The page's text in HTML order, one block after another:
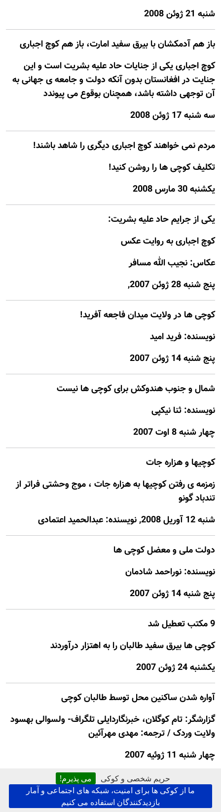
حریم شخصی و کوکی
می پذیرم!
ما از کوکی ها برای امنیت، شبکه های اجتماعی و آمار
بازدیدکنندگان استفاده می کنیم
شنبه 21 ژوئن 2008
باز هم آدمکشان با بيرق سفید امارت، باز هم کوچ اجباری
کوچ اجباری يکی از جنايات حاد عليه بشريت است و اين
جنايت در افغانستان بدون آنکه دولت و جامعه ی جهانی به
آن توجهی داشته باشد، همچنان بوقوع می پيوندد
سه شنبه 17 ژوئن 2008
مردم نمی خواهند کوچ اجباری ديگری را شاهد باشند!
تکليف کوچی ها را روشن کنيد!
يكشنبه 30 مارس 2008
يکی از جرايم حاد عليه بشريت:
کوچ اجباری به روايت عکس
عکاس: نجيب الله مسافر
پنج شنبه 28 ژوئن 2007,
کوچی ها در ولايت ميدان فاجعه آفريد!
نويسنده: فريد اميد
پنج شنبه 14 ژوئن 2007
شمال و جنوب هندوکش برای کوچی ها نیست
نويسنده: ثنا نیکپی
چهار شنبه 8 اوت 2007
کوچیها و هزاره جات
زمزمه ی رفتن کوچیها به هزاره جات ، موج وحشتی فراتر از
تندباد گونو
شنبه 12 آوريل 2008, نويسنده: عبدالحمید اعتمادی
دولت ملی و معضل کوچی ها
نويسنده: نوراحمد شادمان
پنج شنبه 14 ژوئن 2007
9 مکتب تعطيل شد
کوچی ها بيرق سفيد طالبان را به اهتزار درآوردند
يكشنبه 24 ژوئن 2007
آواره شدن ساکنین محل توسط طالبان کوچی
گزارشگر: تام کوگلان، خبرنگاردایلی تلگراف- ولسوالی بهسود
ولایت وردک / ترجمه: مهدی مهرآئین
چهار شنبه 11 ژوئيه 2007
آواره شدن هزاران تن، بسته شدن مکاتب و مراکز خدمات
همگانی،